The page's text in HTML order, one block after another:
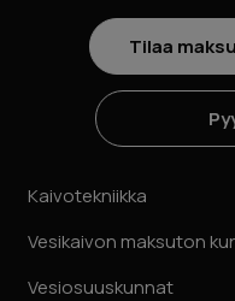
Tilaa
Kaivotekniikka
Vesikaivon maksuton
Vesiosuuskunnat